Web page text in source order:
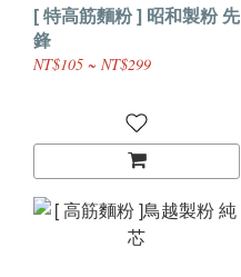
[ 特高筋麵粉 ] 昭和製粉 先
鋒
NT$105 ~ NT$299